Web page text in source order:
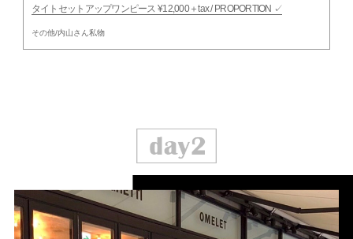
タイトセットアップワンピース ¥12,000＋tax / PROPORTION ✓
その他/内山さん私物